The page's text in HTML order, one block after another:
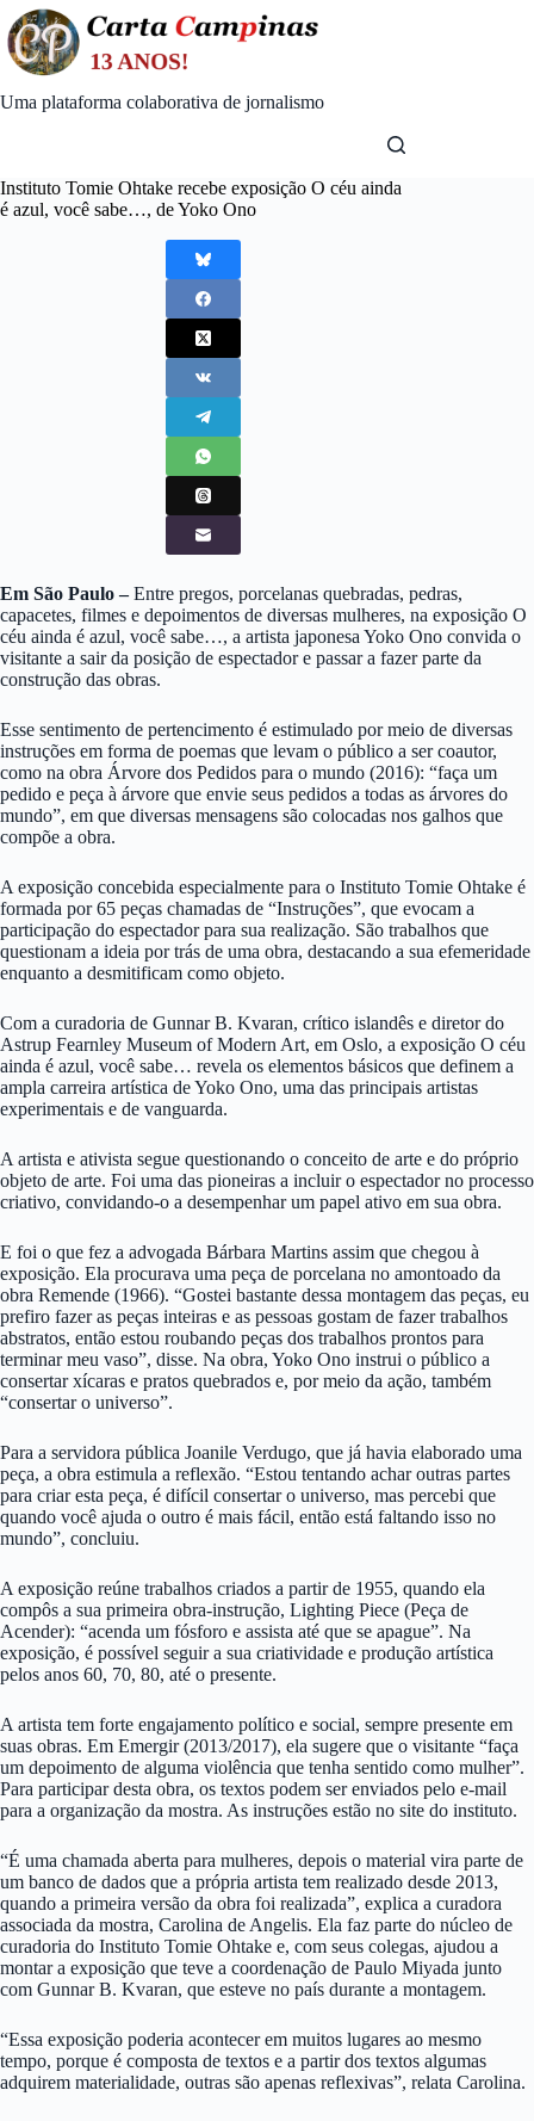
Skip
to
content
Uma plataforma colaborativa de jornalismo
Instituto Tomie Ohtake recebe exposição O céu ainda
é azul, você sabe…, de Yoko Ono
Em São Paulo –Entre pregos, porcelanas quebradas, pedras,
capacetes, filmes e depoimentos de diversas mulheres, na exposição O
céu ainda é azul, você sabe…, a artista japonesa Yoko Ono convida o
visitante a sair da posição de espectador e passar a fazer parte da
construção das obras.
Esse sentimento de pertencimento é estimulado por meio de diversas
instruções em forma de poemas que levam o público a ser coautor,
como na obra Árvore dos Pedidos para o mundo (2016): “faça um
pedido e peça à árvore que envie seus pedidos a todas as árvores do
mundo”, em que diversas mensagens são colocadas nos galhos que
compõe a obra.
A exposição concebida especialmente para o Instituto Tomie Ohtake é
formada por 65 peças chamadas de “Instruções”, que evocam a
participação do espectador para sua realização. São trabalhos que
questionam a ideia por trás de uma obra, destacando a sua efemeridade
enquanto a desmitificam como objeto.
Com a curadoria de Gunnar B. Kvaran, crítico islandês e diretor do
Astrup Fearnley Museum of Modern Art, em Oslo, a exposição O céu
ainda é azul, você sabe… revela os elementos básicos que definem a
ampla carreira artística de Yoko Ono, uma das principais artistas
experimentais e de vanguarda.
A artista e ativista segue questionando o conceito de arte e do próprio
objeto de arte. Foi uma das pioneiras a incluir o espectador no processo
criativo, convidando-o a desempenhar um papel ativo em sua obra.
E foi o que fez a advogada Bárbara Martins assim que chegou à
exposição. Ela procurava uma peça de porcelana no amontoado da
obra Remende (1966). “Gostei bastante dessa montagem das peças, eu
prefiro fazer as peças inteiras e as pessoas gostam de fazer trabalhos
abstratos, então estou roubando peças dos trabalhos prontos para
terminar meu vaso”, disse. Na obra, Yoko Ono instrui o público a
consertar xícaras e pratos quebrados e, por meio da ação, também
“consertar o universo”.
Para a servidora pública Joanile Verdugo, que já havia elaborado uma
peça, a obra estimula a reflexão. “Estou tentando achar outras partes
para criar esta peça, é difícil consertar o universo, mas percebi que
quando você ajuda o outro é mais fácil, então está faltando isso no
mundo”, concluiu.
A exposição reúne trabalhos criados a partir de 1955, quando ela
compôs a sua primeira obra-instrução, Lighting Piece (Peça de
Acender): “acenda um fósforo e assista até que se apague”. Na
exposição, é possível seguir a sua criatividade e produção artística
pelos anos 60, 70, 80, até o presente.
A artista tem forte engajamento político e social, sempre presente em
suas obras. Em Emergir (2013/2017), ela sugere que o visitante “faça
um depoimento de alguma violência que tenha sentido como mulher”.
Para participar desta obra, os textos podem ser enviados pelo e-mail
para a organização da mostra. As instruções estão no site do instituto.
“É uma chamada aberta para mulheres, depois o material vira parte de
um banco de dados que a própria artista tem realizado desde 2013,
quando a primeira versão da obra foi realizada”, explica a curadora
associada da mostra, Carolina de Angelis. Ela faz parte do núcleo de
curadoria do Instituto Tomie Ohtake e, com seus colegas, ajudou a
montar a exposição que teve a coordenação de Paulo Miyada junto
com Gunnar B. Kvaran, que esteve no país durante a montagem.
“Essa exposição poderia acontecer em muitos lugares ao mesmo
tempo, porque é composta de textos e a partir dos textos algumas
adquirem materialidade, outras são apenas reflexivas”, relata Carolina.